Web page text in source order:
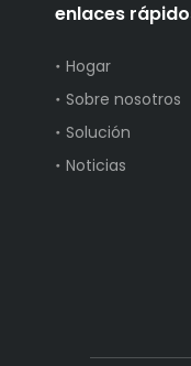
enlaces
Hogar
Sobre nosotros
Solución
Noticias